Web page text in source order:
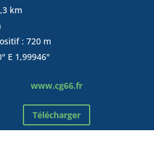
km
: 720 m
E 1,99946°
www.cg66.fr
Télécharger